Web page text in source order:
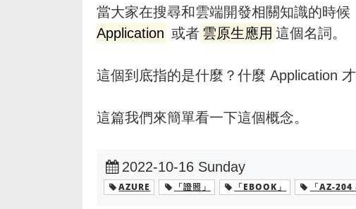
當大家在搜尋和雲端開發相關知識的時候
Application 或者 雲原生應用 這個名詞。
這個到底指的是什麼？什麼 Application
這篇我們來簡單看一下這個概念。
2022-10-16 Sunday
AZURE 「證照」 「EBOOK」 「AZ-204